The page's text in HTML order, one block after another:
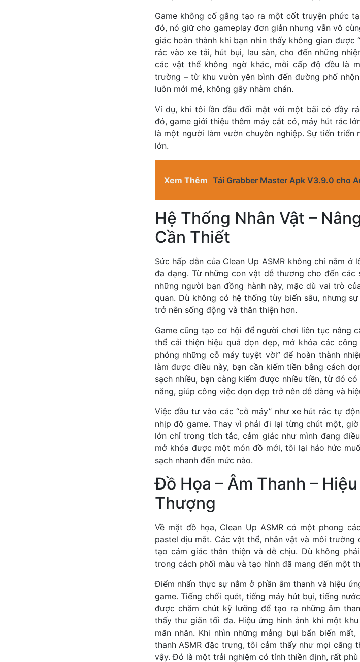
Game không cố gắng tạo ra một cốt truyện phức
đó, nó giữ cho gameplay đơn giản nhưng vẫn vô
giác hoàn thành khi bạn nhìn thấy không gian được
rác vào xe tải, hút bụi, lau sàn, cho đến những
các vật thể không ngờ khác, mỗi cấp độ đều là
trường – từ khu vườn yên bình đến đường phố
luôn mới mẻ, không gây nhàm chán.
Ví dụ, khi tôi lần đầu đối mặt với một bãi cỏ đầy
đó, game giới thiệu thêm máy cắt cỏ, máy hút rác
là một người làm vườn chuyên nghiệp. Sự tiến
lớn.
Xem Thêm Tải Grabber Master Apk V3.9.0 cho
Hệ Thống Nhân Vật –
Cần Thiết
Sức hấp dẫn của Clean Up ASMR không chỉ nằm
đa dạng. Từ những con vật dễ thương cho đến
những người bạn đồng hành này, mặc dù vai trò
quan. Dù không có hệ thống tùy biến sâu, nhưng
trở nên sống động và thân thiện hơn.
Game cũng tạo cơ hội để người chơi liên tục nâng
thể cải thiện hiệu quả dọn dẹp, mở khóa các
phóng những cỗ máy tuyệt vời” để hoàn thành
làm được điều này, bạn cần kiếm tiền bằng cách
sạch nhiều, bạn càng kiếm được nhiều tiền, từ đó
năng, giúp công việc dọn dẹp trở nên dễ dàng và
Việc đầu tư vào các “cỗ máy” như xe hút rác tự
nhịp độ game. Thay vì phải đi lại từng chút một,
lớn chỉ trong tích tắc, cảm giác như mình đang
mở khóa được một món đồ mới, tôi lại háo hức
sạch nhanh đến mức nào.
Đồ Họa – Âm Thanh –
Thượng
Về mặt đồ họa, Clean Up ASMR có một phong
pastel dịu mắt. Các vật thể, nhân vật và môi
tạo cảm giác thân thiện và dễ chịu. Dù không
trong cách phối màu và tạo hình đã mang đến một
Điểm nhấn thực sự nằm ở phần âm thanh và hiệu
game. Tiếng chổi quét, tiếng máy hút bụi, tiếng
được chăm chút kỹ lưỡng để tạo ra những âm
thấy thư giãn tối đa. Hiệu ứng hình ảnh khi một
mãn nhãn. Khi nhìn những mảng bụi bẩn biến
thanh ASMR đặc trưng, tôi cảm thấy như mọi căng
vậy. Đó là một trải nghiệm có tính thiền định, rất